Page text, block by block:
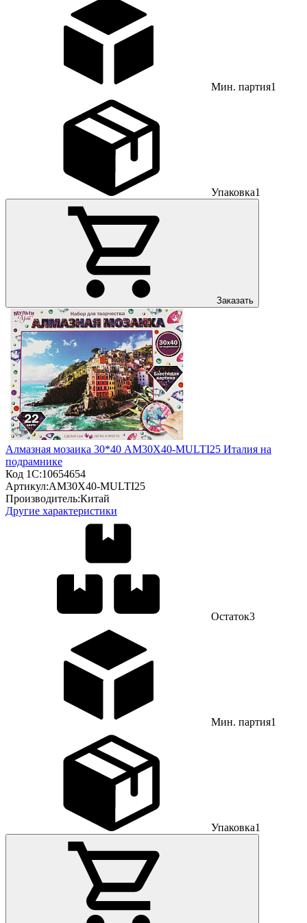
Мин. партия1
Упаковка1
Заказать
Алмазная мозаика 30*40 AM30X40-MULTI25 Италия на
подрамнике
Код 1С:10654654
Артикул:AM30X40-MULTI25
Производитель:Китай
Другие характеристики
Остаток3
Мин. партия1
Упаковка1